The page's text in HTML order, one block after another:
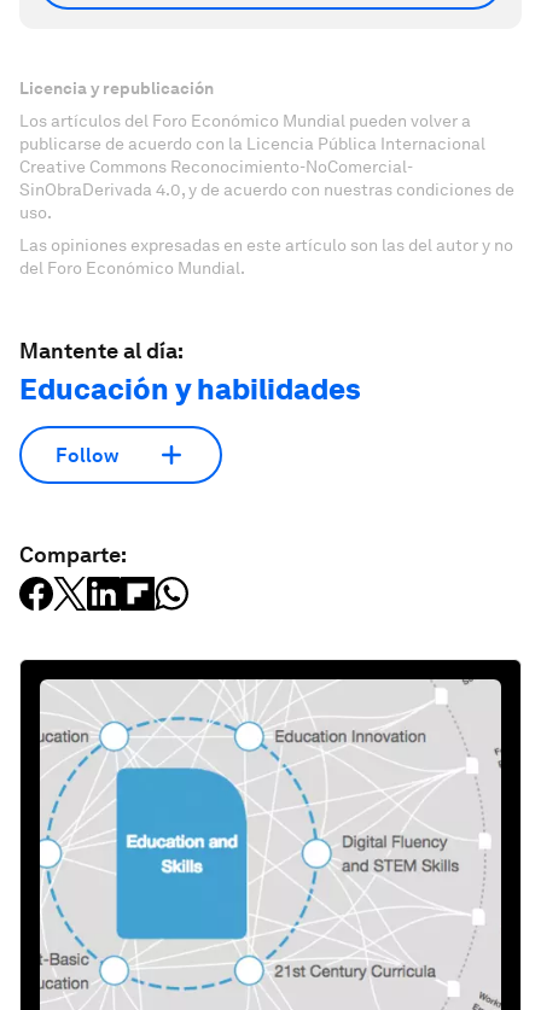
Licencia y republicación
Los artículos del Foro Económico Mundial pueden volver a
publicarse de acuerdo con la Licencia Pública Internacional
Creative Commons Reconocimiento-NoComercial-
SinObraDerivada 4.0, y de acuerdo con nuestras condiciones de
uso.
Las opiniones expresadas en este artículo son las del autor y no
del Foro Económico Mundial.
Mantente al día:
Educación y habilidades
Follow
Comparte: